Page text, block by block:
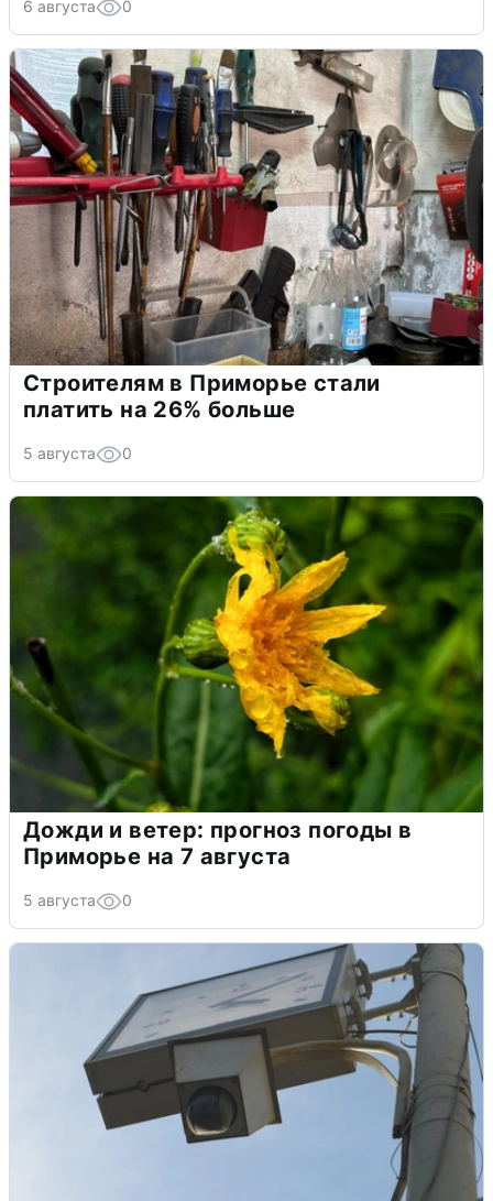
6 августа 0
Строителям в Приморье стали
платить на 26% больше
5 августа 0
Дожди и ветер: прогноз погоды в
Приморье на 7 августа
5 августа 0